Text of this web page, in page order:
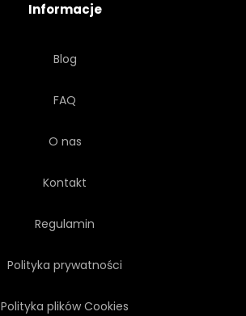
Informacje
Blog
FAQ
O nas
Kontakt
Regulamin
Polityka prywatności
Polityka plików Cookies